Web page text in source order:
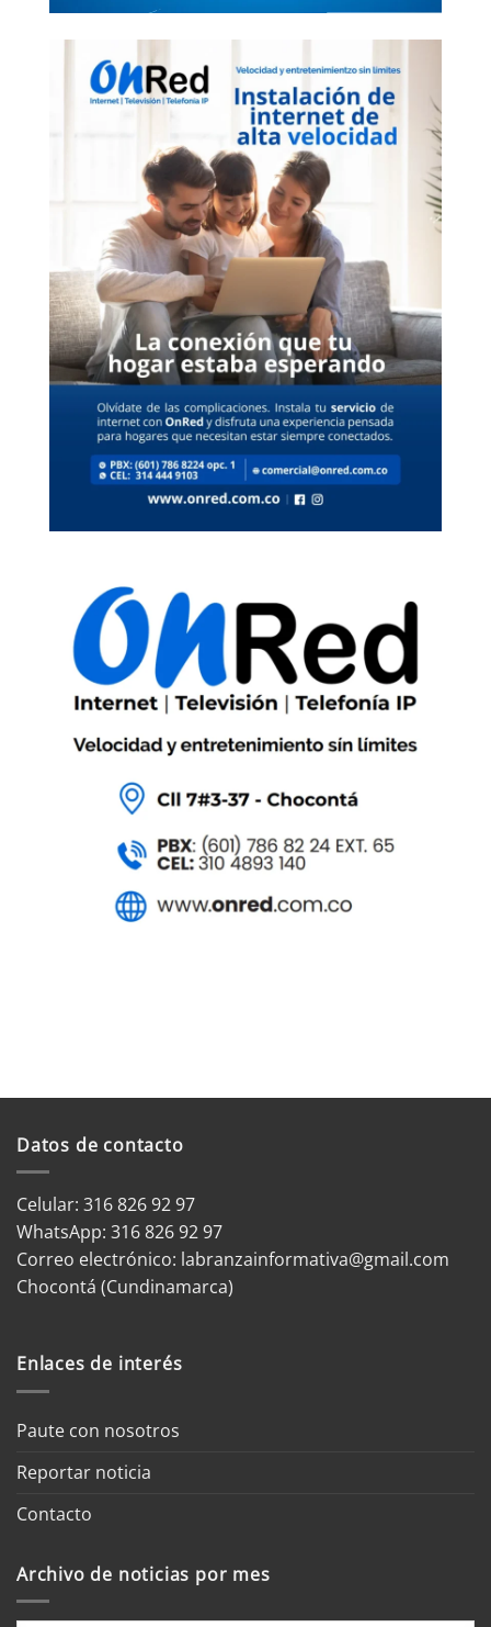
Datos de contacto
Celular: 316 826 92 97
WhatsApp: 316 826 92 97
Correo electrónico: labranzainformativa@gmail.com
Chocontá (Cundinamarca)
Enlaces de interés
Paute con nosotros
Reportar noticia
Contacto
Archivo de noticias por mes